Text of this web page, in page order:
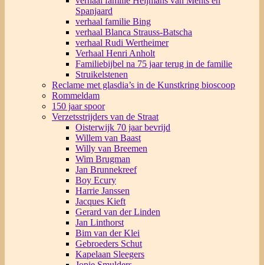
Spanjaard
verhaal familie Bing
verhaal Blanca Strauss-Batscha
verhaal Rudi Wertheimer
Verhaal Henri Anholt
Familiebijbel na 75 jaar terug in de familie
Struikelstenen
Reclame met glasdia’s in de Kunstkring bioscoop
Rommeldam
150 jaar spoor
Verzetsstrijders van de Straat
Oisterwijk 70 jaar bevrijd
Willem van Baast
Willy van Breemen
Wim Brugman
Jan Brunnekreef
Boy Ecury
Harrie Janssen
Jacques Kieft
Gerard van der Linden
Jan Linthorst
Bim van der Klei
Gebroeders Schut
Kapelaan Sleegers